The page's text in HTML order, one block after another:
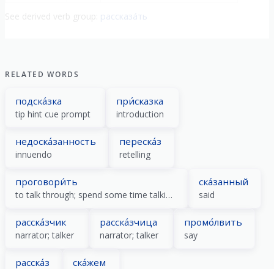
рассказа́ть
RELATED WORDS
подска́зка
tip hint cue prompt
при́сказка
introduction
недоска́занность
innuendo
переска́з
retelling
проговори́ть
to talk through; spend some time talking
ска́занный
said
расска́зчик
narrator; talker
расска́зчица
narrator; talker
промо́лвить
say
расска́з ска́жем